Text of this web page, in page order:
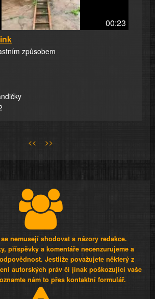
00:23
způsobem
<< >>
nemusejí shodovat s názory redakce.
příspěvky a komentáře necenzurujeme a
Jestliže považujete některý z
autorských práv či jinak poškozující vaše
nám to přes kontaktní formulář.